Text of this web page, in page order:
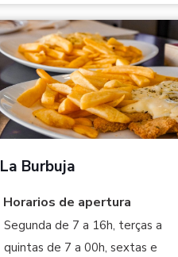
La Burbuja
Horarios de apertura
Segunda de 7 a 16h, terças a
quintas de 7 a 00h, sextas e